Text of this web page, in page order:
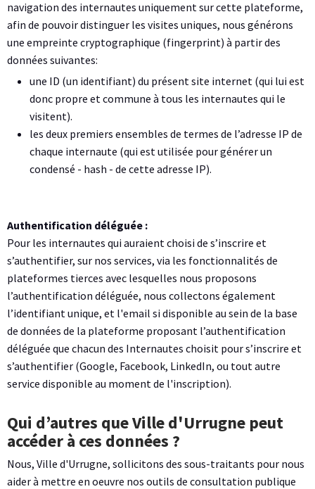
navigation des internautes uniquement sur cette plateforme,
afin de pouvoir distinguer les visites uniques, nous générons
une empreinte cryptographique (fingerprint) à partir des
données suivantes:
une ID (un identifiant) du présent site internet (qui lui est
donc propre et commune à tous les internautes qui le
visitent).
les deux premiers ensembles de termes de l’adresse IP de
chaque internaute (qui est utilisée pour générer un
condensé - hash - de cette adresse IP).
Authentification déléguée :
Pour les internautes qui auraient choisi de s’inscrire et
s’authentifier, sur nos services, via les fonctionnalités de
plateformes tierces avec lesquelles nous proposons
l’authentification déléguée, nous collectons également
l’identifiant unique, et l'email si disponible au sein de la base
de données de la plateforme proposant l’authentification
déléguée que chacun des Internautes choisit pour s’inscrire et
s’authentifier (Google, Facebook, LinkedIn, ou tout autre
service disponible au moment de l'inscription).
Qui d’autres que Ville d'Urrugne peut
accéder à ces données ?
Nous, Ville d'Urrugne, sollicitons des sous-traitants pour nous
aider à mettre en oeuvre nos outils de consultation publique